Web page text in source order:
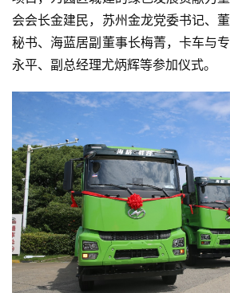
会会长金建民，苏州金龙党委书记、
秘书、海蓝居副董事长梅菁，卡车与
永平、副总经理尤炳辉等参加仪式。